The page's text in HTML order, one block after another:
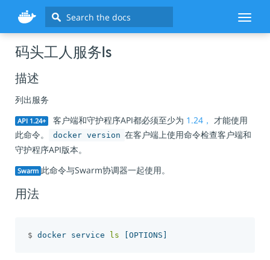
Search
Toggle
码头工人服务ls
描述
列出服务
API 1.24+ 客户端和守护程序API都必须至少为 1.24， 才能使用
此命令。
docker version 在客户端上使用命令检查客户端和
守护程序API版本。
Swarm 此命令与Swarm协调器一起使用。
用法
$ docker service ls [